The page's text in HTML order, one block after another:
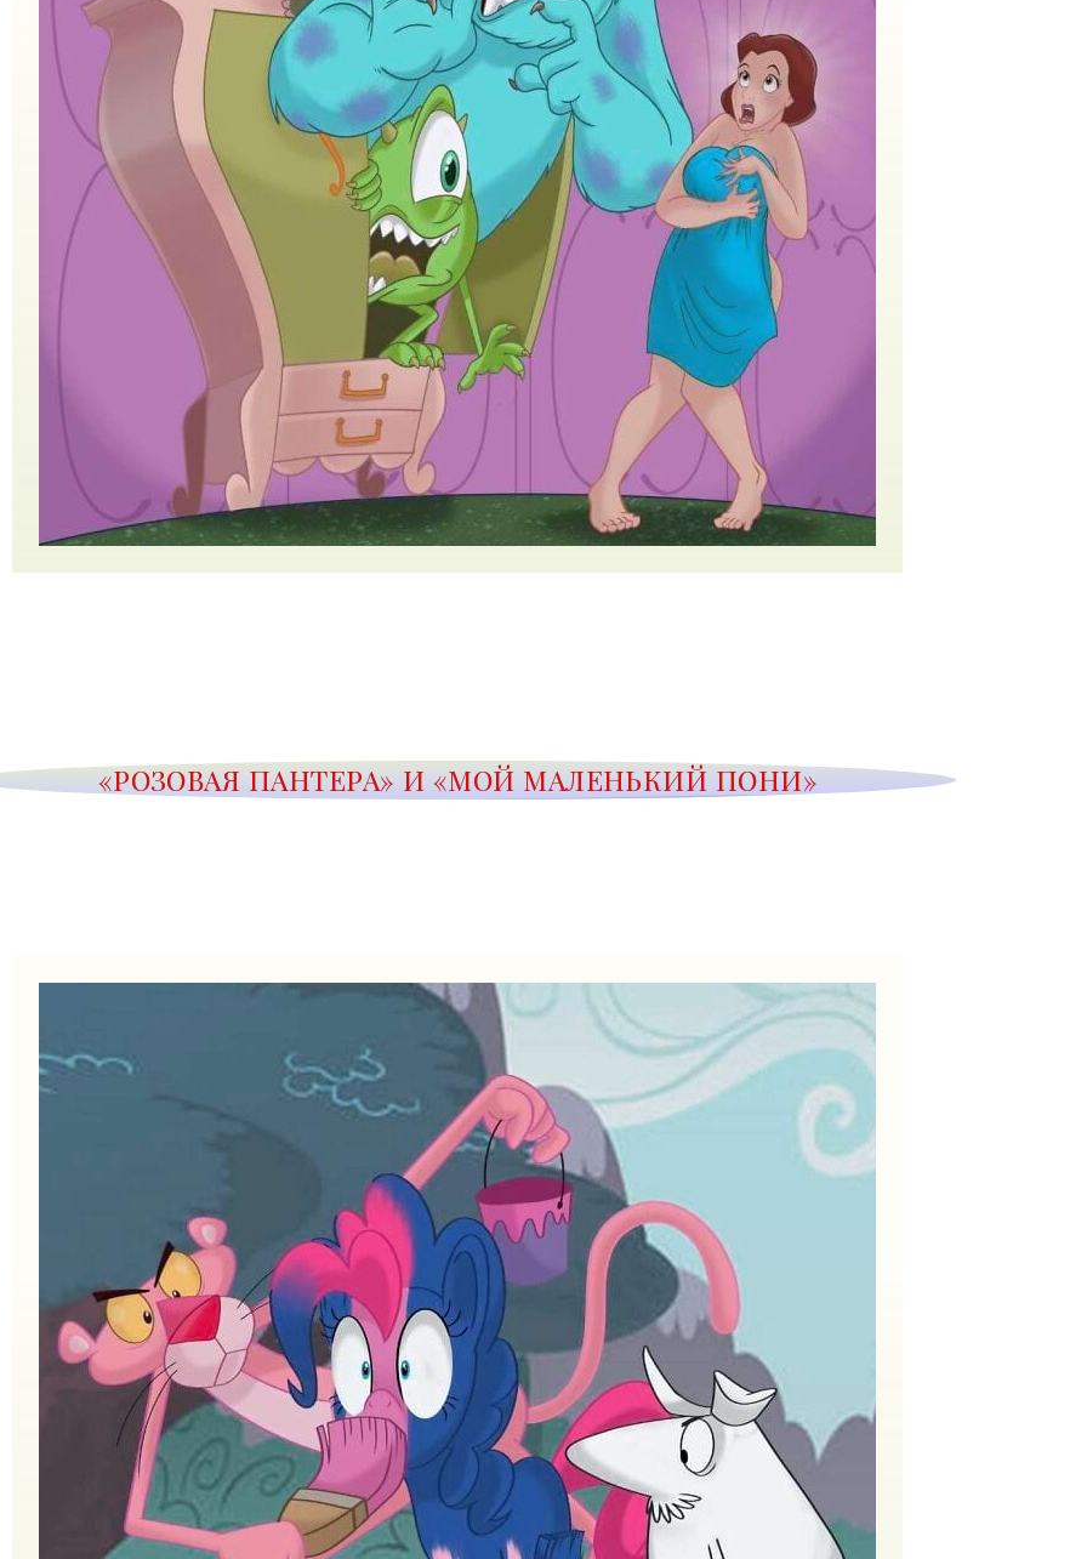
«РОЗОВАЯ ПАНТЕРА» И «МОЙ МАЛЕНЬКИЙ ПОНИ»